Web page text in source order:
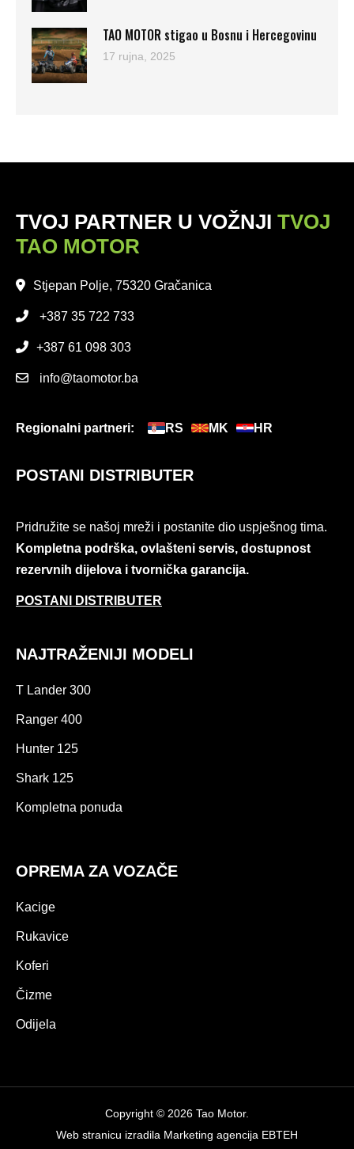
TAO MOTOR stigao u Bosnu i Hercegovinu
17 rujna, 2025
TVOJ PARTNER U VOŽNJI TVOJ
TAO MOTOR
Stjepan Polje, 75320 Gračanica
+387 35 722 733
+387 61 098 303
info@taomotor.ba
Regionalni partneri: RS MK HR
POSTANI DISTRIBUTER
Pridružite se našoj mreži i postanite dio uspješnog tima.
Kompletna podrška, ovlašteni servis, dostupnost
rezervnih dijelova i tvornička garancija.
POSTANI DISTRIBUTER
NAJTRAŽENIJI MODELI
T Lander 300
Ranger 400
Hunter 125
Shark 125
Kompletna ponuda
OPREMA ZA VOZAČE
Kacige
Rukavice
Koferi
Čizme
Odijela
Copyright © 2026 Tao Motor.
Web stranicu izradila Marketing agencija EBTEH